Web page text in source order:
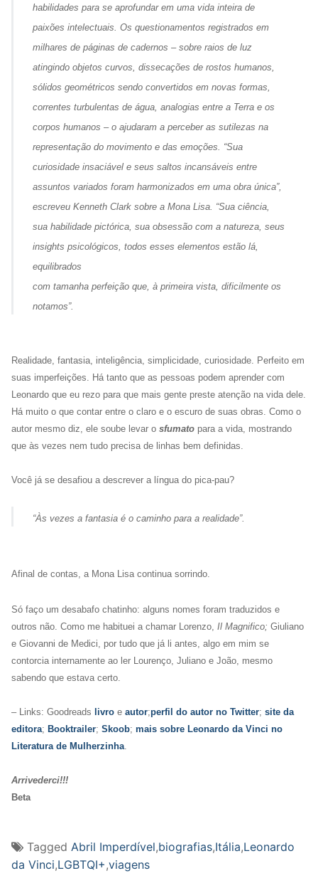
habilidades para se aprofundar em uma vida inteira de
paixões intelectuais. Os questionamentos registrados em
milhares de páginas de cadernos – sobre raios de luz
atingindo objetos curvos, dissecações de rostos humanos,
sólidos geométricos sendo convertidos em novas formas,
correntes turbulentas de água, analogias entre a Terra e os
corpos humanos – o ajudaram a perceber as sutilezas na
representação do movimento e das emoções. “Sua
curiosidade insaciável e seus saltos incansáveis entre
assuntos variados foram harmonizados em uma obra única”,
escreveu Kenneth Clark sobre aMona Lisa . “Sua ciência,
sua habilidade pictórica, sua obsessão com a natureza, seus
insights psicológicos, todos esses elementos estão lá,
equilibrados
com tamanha perfeição que, à primeira vista, dificilmente os
notamos”.
Realidade, fantasia, inteligência, simplicidade, curiosidade. Perfeito em
suas imperfeições. Há tanto que as pessoas podem aprender com
Leonardo que eu rezo para que mais gente preste atenção na vida dele.
Há muito o que contar entre o claro e o escuro de suas obras. Como o
autor mesmo diz, ele soube levar o sfumato para a vida, mostrando
que às vezes nem tudo precisa de linhas bem definidas.
Você já se desafiou a descrever a língua do pica-pau?
“Às vezes a fantasia é o caminho para a realidade”.
Afinal de contas, a Mona Lisa continua sorrindo.
Só faço um desabafo chatinho: alguns nomes foram traduzidos e
outros não. Como me habituei a chamar Lorenzo, Il Magnifico; Giuliano
e Giovanni de Medici, por tudo que já li antes, algo em mim se
contorcia internamente ao ler Lourenço, Juliano e João, mesmo
sabendo que estava certo.
– Links: Goodreads livro e autor;perfil do autor no Twitter; site da
editora; Booktrailer; Skoob; mais sobre Leonardo da Vinci no
Literatura de Mulherzinha.
Arrivederci!!!
Beta
Tagged Abril Imperdível,biografias,Itália,Leonardo
da Vinci,LGBTQI+,viagens